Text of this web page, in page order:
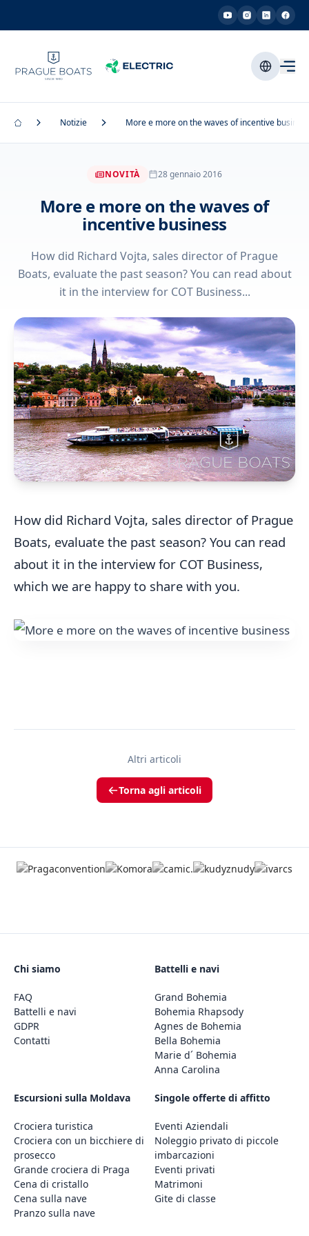
Notizie More e more on the waves of incentive
NOVITÀ 28 gennaio 2016
More e more on the waves of
incentive business
How did Richard Vojta, sales director of Prague
Boats, evaluate the past season? You can read about
it in the interview for COT Business...
How did Richard Vojta, sales director of Prague
Boats, evaluate the past season? You can read
about it in the interview for COT Business,
which we are happy to share with you.
Altri articoli
Torna agli articoli
Chi siamo
FAQ
Battelli e navi
GDPR
Contatti
Battelli e navi
Grand Bohemia
Bohemia Rhapsody
Agnes de Bohemia
Bella Bohemia
Marie d´ Bohemia
Anna Carolina
Escursioni sulla Moldava
Crociera turistica
Crociera con un bicchiere di
prosecco
Grande crociera di Praga
Cena di cristallo
Cena sulla nave
Pranzo sulla nave
Singole offerte di affitto
Eventi Aziendali
Noleggio privato di piccole
imbarcazioni
Eventi privati
Matrimoni
Gite di classe